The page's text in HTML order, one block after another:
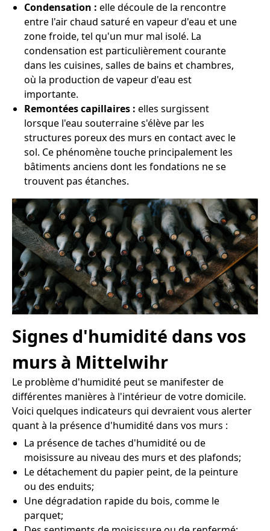
Condensation : elle découle de la rencontre
entre l'air chaud saturé en vapeur d'eau et une
zone froide, tel qu'un mur mal isolé. La
condensation est particulièrement courante
dans les cuisines, salles de bains et chambres,
où la production de vapeur d'eau est
importante.
Remontées capillaires : elles surgissent
lorsque l'eau souterraine s'élève par les
structures poreux des murs en contact avec le
sol. Ce phénomène touche principalement les
bâtiments anciens dont les fondations ne se
trouvent pas étanches.
Signes d'humidité dans vos
murs à Mittelwihr
Le problème d'humidité peut se manifester de
différentes manières à l'intérieur de votre domicile.
Voici quelques indicateurs qui devraient vous alerter
quant à la présence d'humidité dans vos murs :
La présence de taches d'humidité ou de
moisissure au niveau des murs et des plafonds;
Le détachement du papier peint, de la peinture
ou des enduits;
Une dégradation rapide du bois, comme le
parquet;